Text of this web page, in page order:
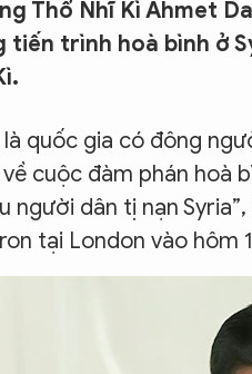
KHỞI NGHIỆP
Thổ Nhĩ Kì Ahmet
trình hoà bình ở
là quốc gia có đông
cuộc đàm phán hoà
người dân tị nạn
tại London vào hôm